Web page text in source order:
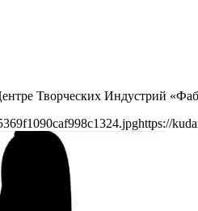
Творческих Индустрий
https://